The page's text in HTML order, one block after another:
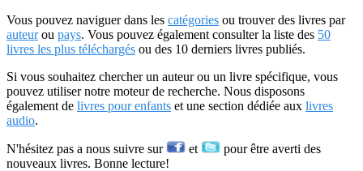
Vous pouvez naviguer dans les catégories ou trouver des livres par
auteurou pays. Vous pouvez également consulter la liste des 50
livres les plus téléchargés ou des 10 derniers livres publiés.
Si vous souhaitez chercher un auteur ou un livre spécifique, vous
pouvez utiliser notre moteur de recherche. Nous disposons
également de livres pour enfants et une section dédiée aux livres
audio.
N'hésitez pas a nous suivre sur et
pour être averti des
nouveaux livres. Bonne lecture!